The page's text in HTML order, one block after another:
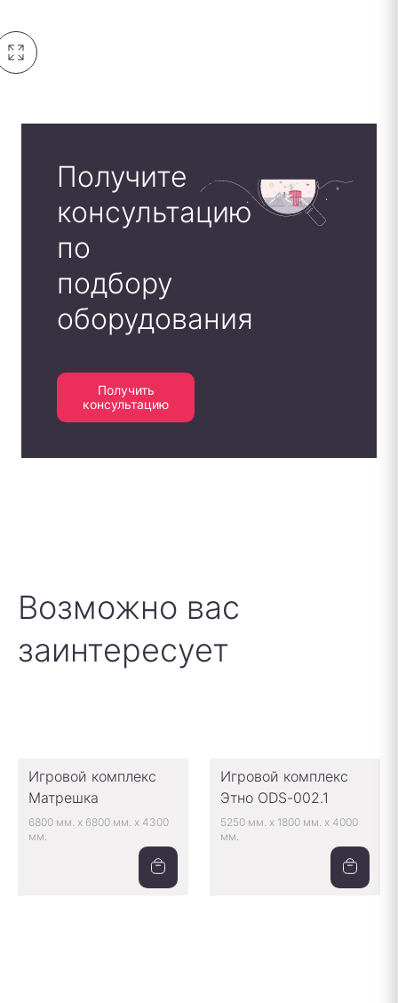
Получите
консультацию
по
подбору
оборудования
Получить
консультацию
Возможно вас
заинтересует
Игровой комплекс
Матрешка
6800 мм. x 6800 мм. x 4300
мм.
Игровой комплекс
Этно ODS-002.1
5250 мм. x 1800 мм. x 4000
мм.